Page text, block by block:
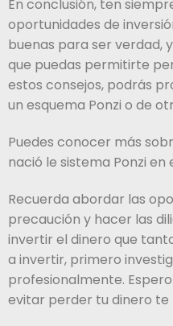
En conclusión, ten
oportunidades de
buenas para ser verdad,
que puedas permitirte
estos consejos, podrás
un esquema Ponzi o de
Puedes conocer más
nació le sistema Ponzi en
Recuerda abordar las
precaución y hacer las
invertir el dinero que
a invertir, primero
profesionalmente.
evitar perder tu dinero te